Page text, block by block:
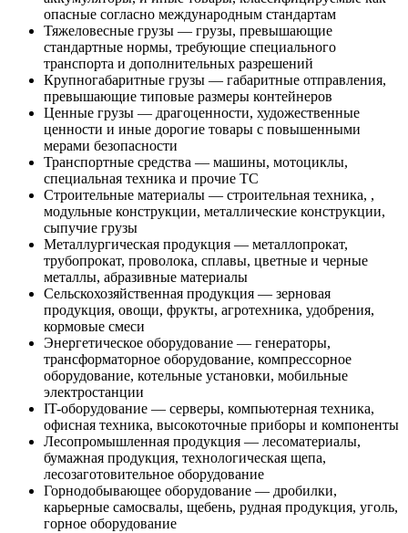
опасные согласно международным стандартам
Тяжеловесные грузы — грузы, превышающие
стандартные нормы, требующие специального
транспорта и дополнительных разрешений
Крупногабаритные грузы — габаритные отправления,
превышающие типовые размеры контейнеров
Ценные грузы — драгоценности, художественные
ценности и иные дорогие товары с повышенными
мерами безопасности
Транспортные средства — машины, мотоциклы,
специальная техника и прочие ТС
Строительные материалы — строительная техника, ,
модульные конструкции, металлические конструкции,
сыпучие грузы
Металлургическая продукция — металлопрокат,
трубопрокат, проволока, сплавы, цветные и черные
металлы, абразивные материалы
Сельскохозяйственная продукция — зерновая
продукция, овощи, фрукты, агротехника, удобрения,
кормовые смеси
Энергетическое оборудование — генераторы,
трансформаторное оборудование, компрессорное
оборудование, котельные установки, мобильные
электростанции
IT-оборудование — серверы, компьютерная техника,
офисная техника, высокоточные приборы и компоненты
Лесопромышленная продукция — лесоматериалы,
бумажная продукция, технологическая щепа,
лесозаготовительное оборудование
Горнодобывающее оборудование — дробилки,
карьерные самосвалы, щебень, рудная продукция, уголь,
горное оборудование